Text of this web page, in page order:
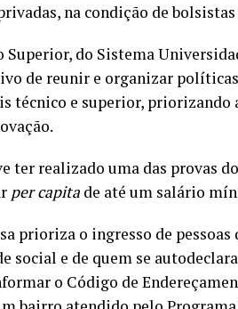
na condição de
do Sistema
de reunir e organizar
técnico e superior, priorizando
ter realizado uma das provas
per capita de até um salário
prioriza o ingresso de
social e de quem se
o Código de